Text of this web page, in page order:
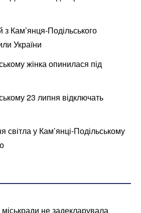
Кам’янця-Подільського
України
жінка опинилася під
23 липня відключать
світла у Кам’янці-Подільському
не задекларувала